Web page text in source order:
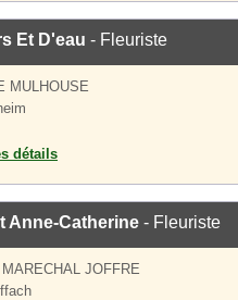
Et D'eau - Fleuriste
MULHOUSE
détails
Anne-Catherine - Fleuriste
JOFFRE